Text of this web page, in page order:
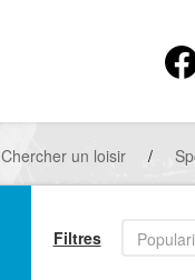
Chercher un loisir /
Filtres